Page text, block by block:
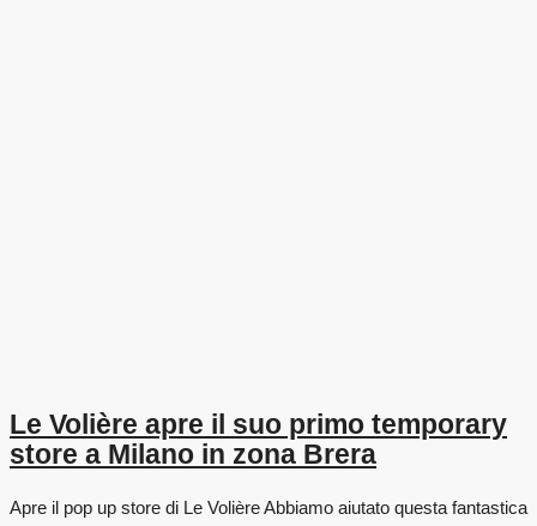
Le Volière apre il suo primo temporary
store a Milano in zona Brera
Apre il pop up store di Le Volière Abbiamo aiutato questa fantastica